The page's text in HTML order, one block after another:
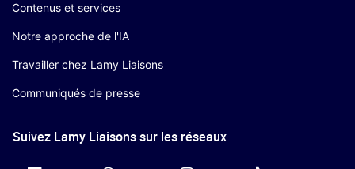
Contenus et services
Notre approche de l'IA
Travailler chez Lamy Liaisons
Communiqués de presse
Suivez Lamy Liaisons sur les réseaux